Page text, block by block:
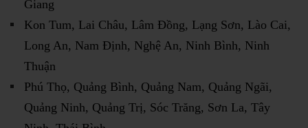
Giang
Kon Tum, Lai Châu, Lâm Đồng, Lạng Sơn, Lào Cai,
Long An, Nam Định, Nghệ An, Ninh Bình, Ninh
Thuận
Phú Thọ, Quảng Bình, Quảng Nam, Quảng Ngãi,
Quảng Ninh, Quảng Trị, Sóc Trăng, Sơn La, Tây